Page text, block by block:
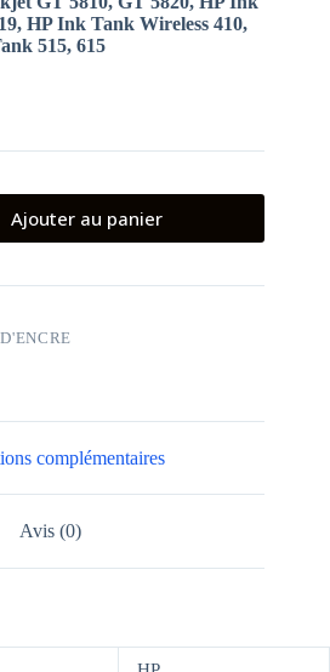
HP Ink Tank Wireless 410,
515, 615
Ajouter au panier
complémentaires
Avis (0)